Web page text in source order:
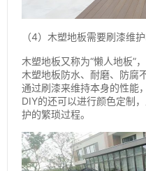
（4）木塑地板需要刷漆维护
木塑地板又称为“懒人地板”
木塑地板防水、耐磨、防腐
通过刷漆来维持本身的性能
DIY的还可以进行颜色定制
护的繁琐过程。